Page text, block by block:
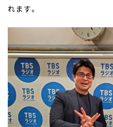
れます。